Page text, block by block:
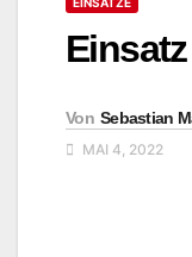
EINSÄTZE
Von Sebastian
MAI 4, 2022